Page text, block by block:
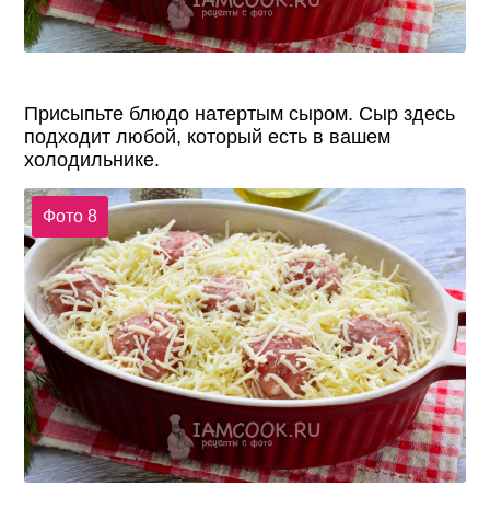
Присыпьте блюдо натертым сыром. Сыр здесь
подходит любой, который есть в вашем
холодильнике.
Фото 8